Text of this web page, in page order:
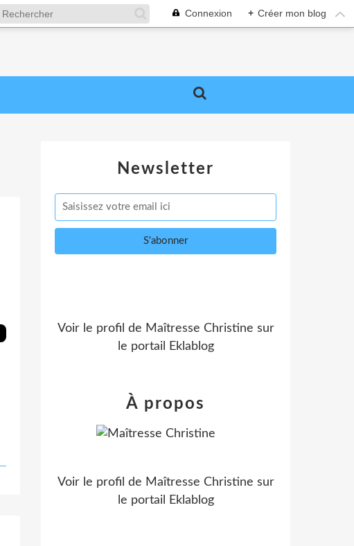
Connexion + Créer mon blog
Newsletter
Voir le profil de Maîtresse Christine sur
le portail Eklablog
À propos
Voir le profil de Maîtresse Christine sur
le portail Eklablog